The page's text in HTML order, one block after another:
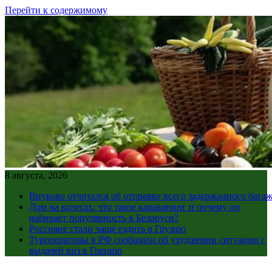
Перейти к содержимому
8 августа, 2026
Внуково отчитался об отправке всего задержанного
Дом на колесах: что такое караванинг и почему он
набирает популярность в Беларуси?
Россияне стали чаще ездить в Грузию
Туроператоры в РФ сообщили об ухудшении ситуации с
выдачей виз в Грецию